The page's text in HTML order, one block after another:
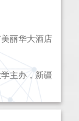
丽华大酒店
主办，新疆